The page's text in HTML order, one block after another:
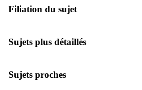
Filiation du sujet
Sujets plus détaillés
Sujets proches